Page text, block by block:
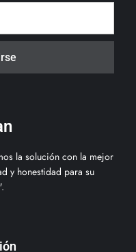
la solución con la mejor
y honestidad para su